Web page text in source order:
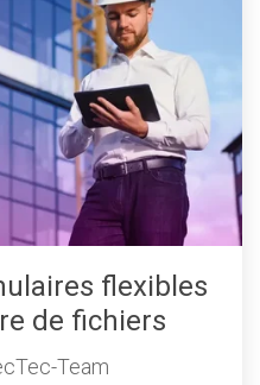
flexibles
de fichiers
Team